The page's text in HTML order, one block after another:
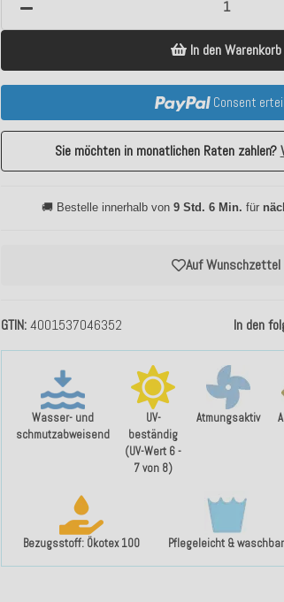
Wasser- und
schmutzabweisend
UV-
beständig
(UV-Wert 6 -
7 von 8)
Atmungsaktiv
Bezugsstoff: Ökotex 100 Pflegeleicht & waschbar
GTIN 4001537046352 In den
Auf Wunschzettel
In den Warenkorb
Consent
Sie möchten in monatlichen Raten zahlen?
🚚 Bestelle innerhalb von 9 Std. 6 Min. für